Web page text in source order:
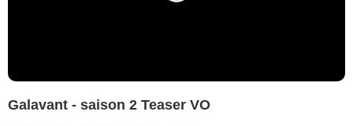
Galavant - saison 2 Teaser VO